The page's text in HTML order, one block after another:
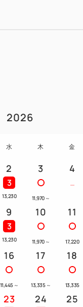
日(水)の宿泊まで
（日）、9月4日（
内でも終了する可
対象宿泊プラン」
2026
水 木 金
2
3
13,230
3
11,970 ～
4
9
3
13,230
10
11,970 ～
11
17,220
16
11,445 ～
17
13,335 ～
18
13,335
23 24 25